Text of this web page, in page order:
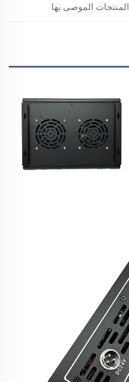
المنتجات الموصى بها